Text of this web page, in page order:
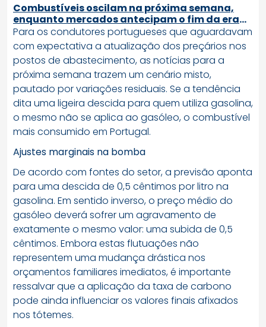
Combustíveis oscilam na próxima semana,
enquanto mercados antecipam o fim da era
fóssil
Para os condutores portugueses que aguardavam
com expectativa a atualização dos preçários nos
postos de abastecimento, as notícias para a
próxima semana trazem um cenário misto,
pautado por variações residuais. Se a tendência
dita uma ligeira descida para quem utiliza gasolina,
o mesmo não se aplica ao gasóleo, o combustível
mais consumido em Portugal.
Ajustes marginais na bomba
De acordo com fontes do setor, a previsão aponta
para uma descida de 0,5 cêntimos por litro na
gasolina. Em sentido inverso, o preço médio do
gasóleo deverá sofrer um agravamento de
exatamente o mesmo valor: uma subida de 0,5
cêntimos. Embora estas flutuações não
representem uma mudança drástica nos
orçamentos familiares imediatos, é importante
ressalvar que a aplicação da taxa de carbono
pode ainda influenciar os valores finais afixados
nos tótemes.